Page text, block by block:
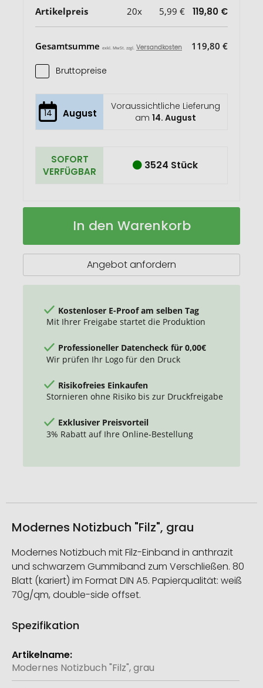
Artikelpreis 20x 5,99 € 119,80 €
Gesamtsumme exkl. MwSt. zzgl. Versandkosten 119,80 €
Bruttopreise
14 August
Voraussichtliche Lieferung
am 14. August
SOFORT
VERFÜGBAR
3524 Stück
Modernes
Auf
In den Warenkorb
Angebot anfordern
Kostenloser E-Proof am selben Tag
Mit Ihrer Freigabe startet die Produktion
Professioneller Datencheck für 0,00€
Wir prüfen Ihr Logo für den Druck
Risikofreies Einkaufen
Stornieren ohne Risiko bis zur Druckfreigabe
Exklusiver Preisvorteil
3% Rabatt auf Ihre Online-Bestellung
Modernes Notizbuch "Filz", grau
Modernes Notizbuch mit Filz-Einband in anthrazit
und schwarzem Gummiband zum Verschließen. 80
Blatt (kariert) im Format DIN A5. Papierqualität: weiß
70g/qm, double-side offset.
Spezifikation
Weitere
Informationen
Modernes Notizbuch "Filz", grau